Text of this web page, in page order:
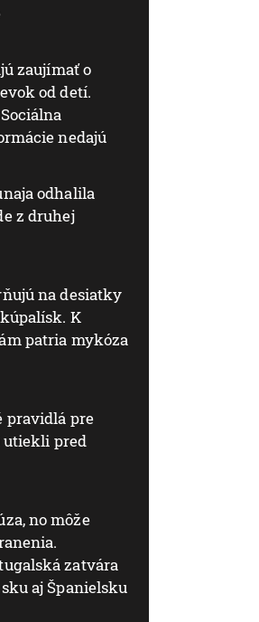
zaujímať o
od detí.
nedajú
odhalila
z druhej
na desiatky
K
patria mykóza
pravidlá pre
pred
no môže
zatvára
aj Španielsku